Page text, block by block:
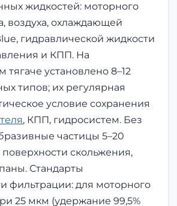
жидкостей: моторного
воздуха, охлаждающей
гидравлической жидкости
и КПП. На
тягаче установлено 8–12
типов; их регулярная
условие сохранения
, КПП, гидросистем. Без
частицы 5–20
скольжения,
Стандарты
фильтрации: для моторного
25 мкм (удержание 99,5%